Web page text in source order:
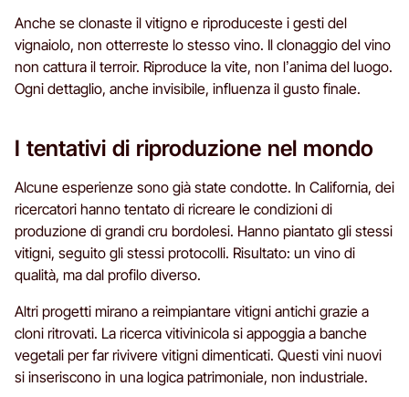
Anche se clonaste il vitigno e riproduceste i gesti del
vignaiolo, non otterreste lo stesso vino. Il clonaggio del vino
non cattura il terroir. Riproduce la vite, non l’anima del luogo.
Ogni dettaglio, anche invisibile, influenza il gusto finale.
I tentativi di riproduzione nel mondo
Alcune esperienze sono già state condotte. In California, dei
ricercatori hanno tentato di ricreare le condizioni di
produzione di grandi cru bordolesi. Hanno piantato gli stessi
vitigni, seguito gli stessi protocolli. Risultato: un vino di
qualità, ma dal profilo diverso.
Altri progetti mirano a reimpiantare vitigni antichi grazie a
cloni ritrovati. La ricerca vitivinicola si appoggia a banche
vegetali per far rivivere vitigni dimenticati. Questi vini nuovi
si inseriscono in una logica patrimoniale, non industriale.